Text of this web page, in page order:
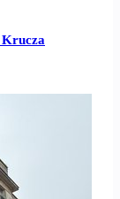
Krucza